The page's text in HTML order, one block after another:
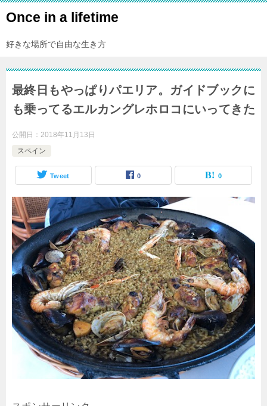
Once in a lifetime
好きな場所で自由な生き方
最終日もやっぱりパエリア。ガイドブックに
も乗ってるエルカングレホロコにいってきた
公開日： 2018年11月13日
スペイン
Tweet 0 0